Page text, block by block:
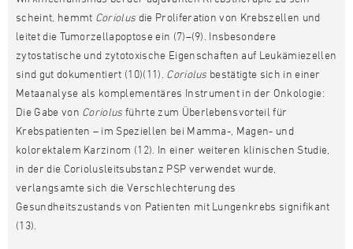
scheint, hemmt Coriolus die Proliferation von Krebszellen und
leitet die Tumorzellapoptose ein (7)–(9). Insbesondere
zytostatische und zytotoxische Eigenschaften auf Leukämiezellen
sind gut dokumentiert (10)(11). Coriolus bestätigte sich in einer
Metaanalyse als komplementäres Instrument in der Onkologie:
Die Gabe von Coriolus führte zum Überlebensvorteil für
Krebspatienten – im Speziellen bei Mamma-, Magen- und
kolorektalem Karzinom (12). In einer weiteren klinischen Studie,
in der die Coriolusleitsubstanz PSP verwendet wurde,
verlangsamte sich die Verschlechterung des
Gesundheitszustands von Patienten mit Lungenkrebs signifikant
(13).